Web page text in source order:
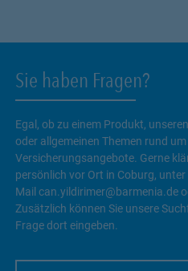
Sie haben Fragen?
Egal, ob zu einem Produkt,
oder allgemeinen Themen rund
Versicherungsangebote. Gerne
persönlich vor Ort in Coburg,
Mail can.yildirimer@barmenia.de
Zusätzlich können Sie unsere
Frage dort eingeben.